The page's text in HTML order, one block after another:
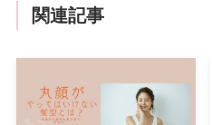
関連記事